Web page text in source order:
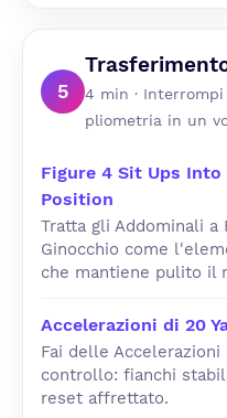
5
4 min ·
pliometria in un
Figure 4 Sit Ups
Position
Tratta gli Addominali a
Ginocchio come
che mantiene pulito il
Accelerazioni di 20
Fai delle
controllo: fianchi
reset affrettato.